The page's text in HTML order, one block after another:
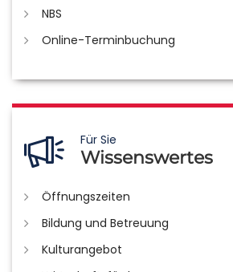
NBS
Online-Terminbuchung
Für Sie
Wissenswertes
Öffnungszeiten
Bildung und Betreuung
Kulturangebot